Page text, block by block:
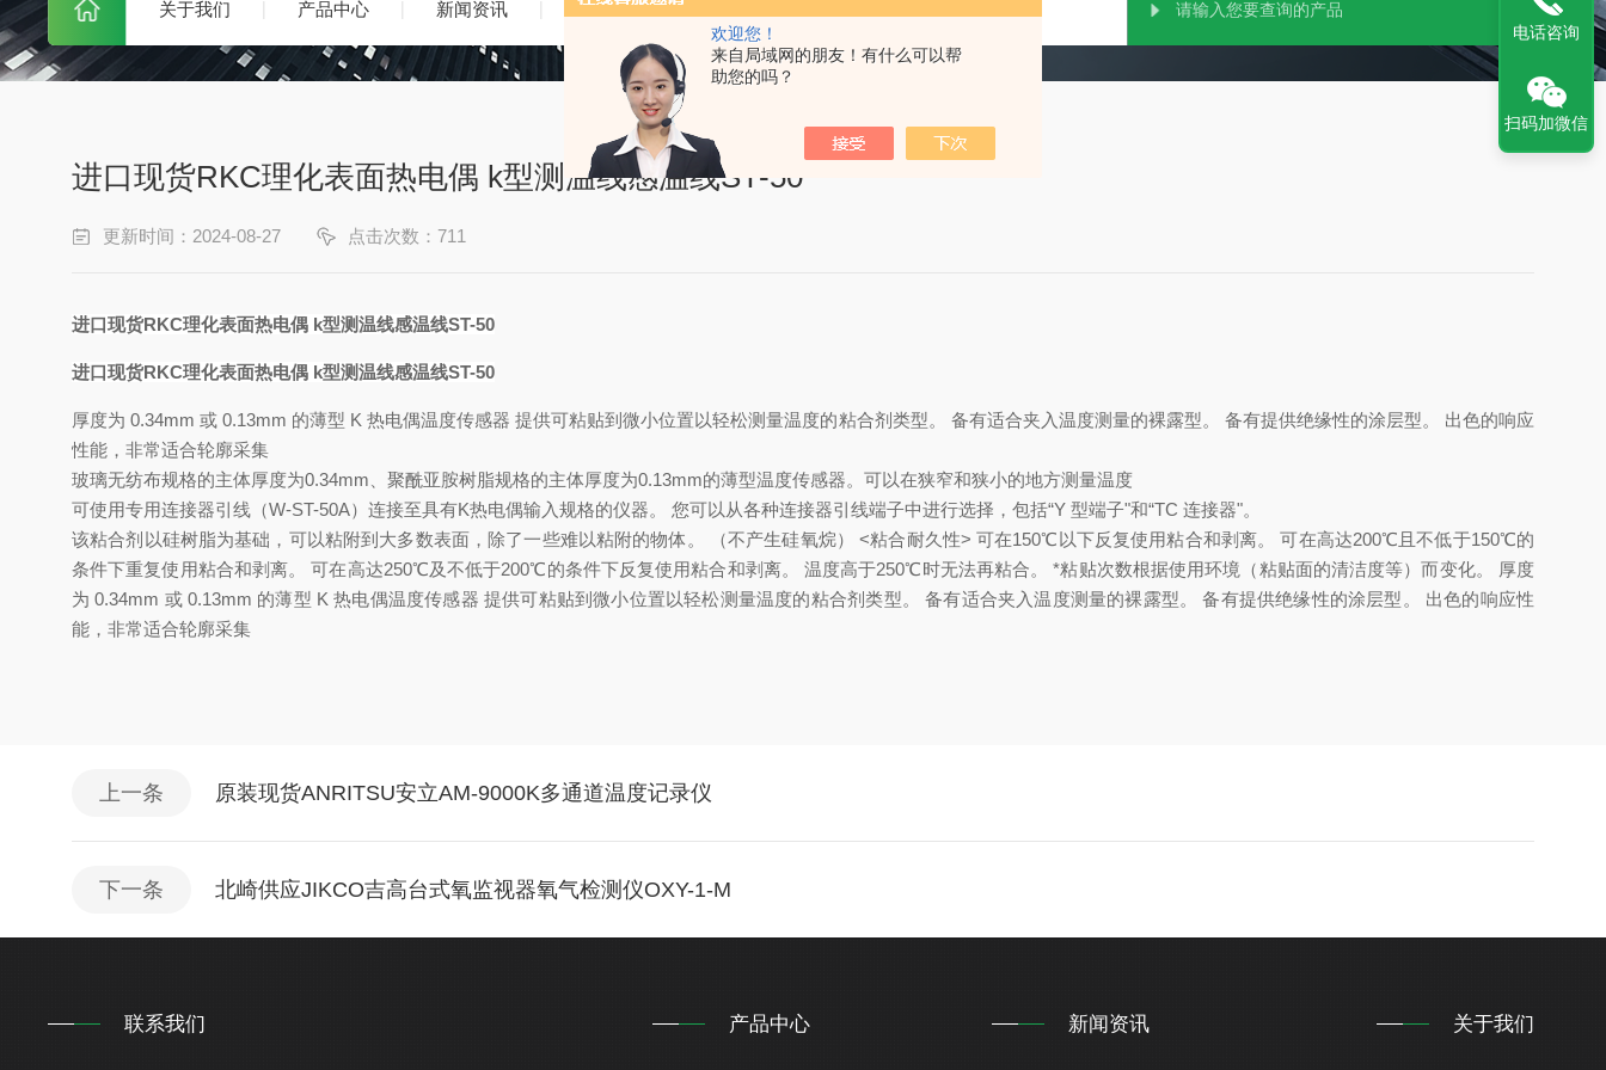
欢迎您！
来自局域网的朋友！有什么可以帮
助您的吗？
关于我们 产品中心 新闻资讯 技术文章
进口现货RKC理化表面热电偶 k型测温线感温线ST-50
更新时间：2024-08-27 点击次数：711
进口现货RKC理化表面热电偶 k型测温线感温线ST-50
进口现货RKC理化表面热电偶 k型测温线感温线ST-50
厚度为 0.34mm 或 0.13mm 的薄型 K 热电偶温度传感器 提供可粘贴到微小位置以轻松测量温度的粘合剂类型。 备有适合夹入温度测量的裸露型。 备有提供绝缘性的涂层型。 出色的响应
性能，非常适合轮廓采集
玻璃无纺布规格的主体厚度为0.34mm、聚酰亚胺树脂规格的主体厚度为0.13mm的薄型温度传感器。可以在狭窄和狭小的地方测量温度
可使用专用连接器引线（W-ST-50A）连接至具有K热电偶输入规格的仪器。 您可以从各种连接器引线端子中进行选择，包括“Y 型端子"和“TC 连接器"。
该粘合剂以硅树脂为基础，可以粘附到大多数表面，除了一些难以粘附的物体。 （不产生硅氧烷） <粘合耐久性> 可在150℃以下反复使用粘合和剥离。 可在高达200℃且不低于150℃的
条件下重复使用粘合和剥离。 可在高达250℃及不低于200℃的条件下反复使用粘合和剥离。 温度高于250℃时无法再粘合。 *粘贴次数根据使用环境（粘贴面的清洁度等）而变化。 厚度
为 0.34mm 或 0.13mm 的薄型 K 热电偶温度传感器 提供可粘贴到微小位置以轻松测量温度的粘合剂类型。 备有适合夹入温度测量的裸露型。 备有提供绝缘性的涂层型。 出色的响应性
能，非常适合轮廓采集
上一条 原装现货ANRITSU安立AM-9000K多通道温度记录仪
下一条 北崎供应JIKCO吉高台式氧监视器氧气检测仪OXY-1-M
联系我们 产品中心 新闻资讯 关于我们
电话咨询
扫码加微信